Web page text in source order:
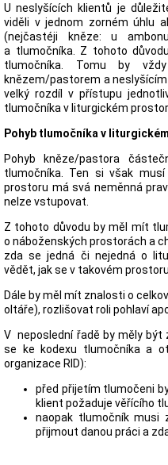
U neslyšících klientů je
viděli v jednom zorném úhlu
(nejčastéji kněze: u
a tlumočníka. Z tohoto
tlumočníka. Tomu by
knězem/pastorem a
velký rozdíl v přístupu
tlumočníka v liturgickém
Pohyb tlumočníka v
Pohyb kněze/pastora
tlumočníka. Ten si však
prostoru má svá neměnná
nelze vstupovat.
Z tohoto důvodu by měl mít
o náboženských prostorách a
zda se jedná či nejedná o
vědět, jak se v takovém
Dále by měl mít znalosti o
oltáře), rozlišovat roli pohlaví
V neposlední řadě by měly
se ke kodexu tlumočníka a
organizace RID):
před přijetím tlumočeni
klient požaduje věřícího
naopak tlumočník musi
přijmout danou práci a